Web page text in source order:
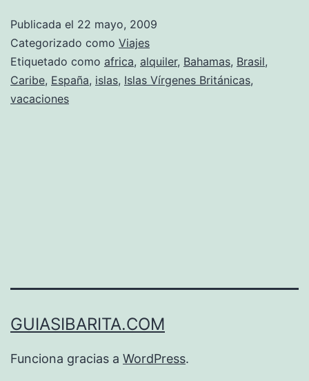
Publicada el 22 mayo, 2009
Categorizado como Viajes
Etiquetado como africa, alquiler, Bahamas, Brasil,
Caribe, España, islas, Islas Vírgenes Británicas,
vacaciones
GUIASIBARITA.COM
Funciona gracias a WordPress.